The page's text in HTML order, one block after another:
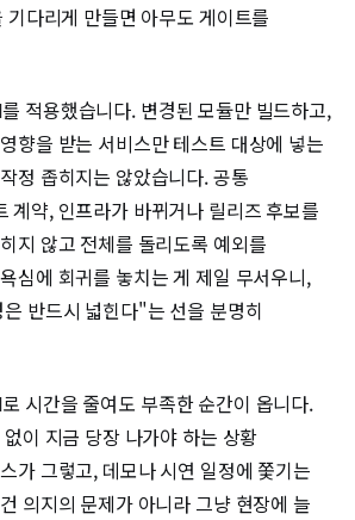
다리게 만들면 아무도 게이트를
적용했습니다. 변경된 모듈만 빌드하고,
향을 받는 서비스만 테스트 대상에 넣는
정 좁히지는 않았습니다. 공통
계약, 인프라가 바뀌거나 릴리즈 후보를
지 않고 전체를 돌리도록 예외를
심에 회귀를 놓치는 게 제일 무서우니,
반드시 넓힌다"는 선을 분명히
시간을 줄여도 부족한 순간이 옵니다.
이 지금 당장 나가야 하는 상황
가 그렇고, 데모나 시연 일정에 쫓기는
의지의 문제가 아니라 그냥 현장에 늘